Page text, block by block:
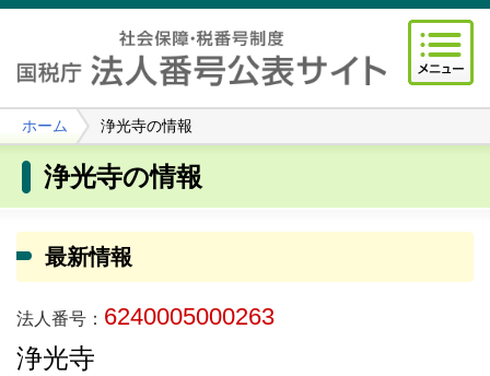
ホーム 浄光寺の情報
浄光寺の情報
最新情報
法人番号： 6240005000263
浄光寺